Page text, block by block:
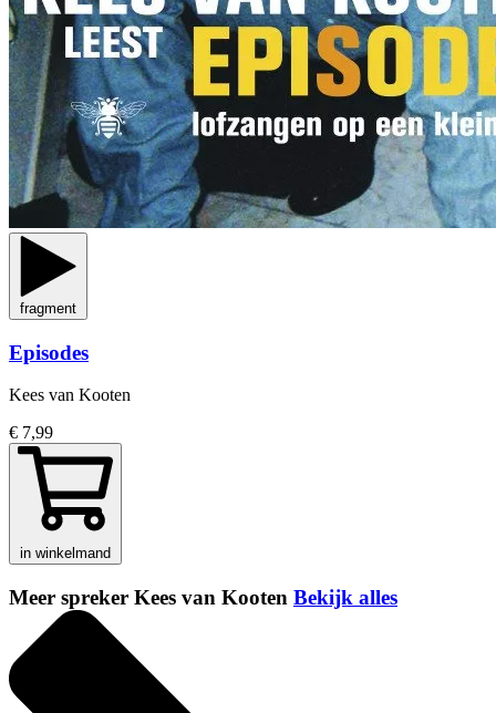
fragment
Episodes
Kees van Kooten
€ 7,99
in winkelmand
Meer spreker Kees van Kooten Bekijk alles